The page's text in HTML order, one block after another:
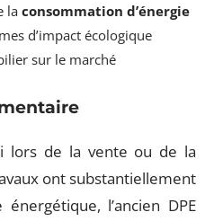
la consommation d’énergie
d’impact écologique
sur le marché
lors de la vente ou de la
ont substantiellement
l’ancien DPE